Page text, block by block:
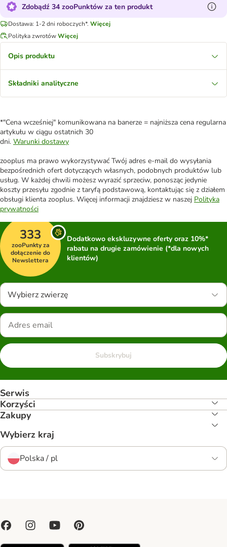
Zdobądź 34 zooPunktów za ten produkt
Dostawa: 1-2 dni roboczych*. Więcej
Polityka zwrotówWięcej
Opis produktu
Składniki analityczne
*"Cena wcześniej" komunikowana na banerze = najniższa cena regularna
artykułu w ciągu ostatnich 30
dni. Warunki dostawy
zooplus ma prawo wykorzystywać Twój adres e-mail do wysyłania
bezpośrednich ofert dotyczących własnych, podobnych produktów lub
usług. W każdej chwili możesz wyrazić sprzeciw, ponosząc jedynie
koszty przesyłu zgodnie z taryfą podstawową, kontaktując się z działem
obsługi klienta zooplus. Więcej informacji znajdziesz w naszej Polityka
prywatności
333
zooPunkty za
dołączenie do
Newslettera
Dodatkowo ekskluzywne oferty oraz 10%*
rabatu na drugie zamówienie (*dla nowych
klientów)
Wybierz zwierzę
Subskrybuj
Serwis
Korzyści
Zakupy
Wybierz kraj
Polska / pl